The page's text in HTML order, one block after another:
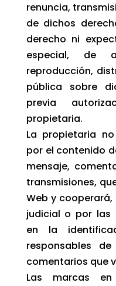
renuncia,
de dichos
derecho ni
especial, de
reproducción,
pública sobre
previa
propietaria.
La propietaria
por el contenido
mensaje,
transmisiones,
Web y
judicial o por las
en la
responsables
comentarios que
Las marcas